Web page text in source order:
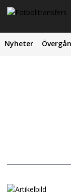
Nyheter